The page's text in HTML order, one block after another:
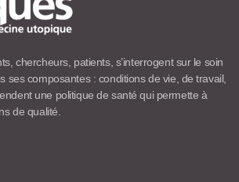
chercheurs, patients, s’interrogent sur le soin
ses composantes : conditions de vie, de travail,
une politique de santé qui permette à
de qualité.